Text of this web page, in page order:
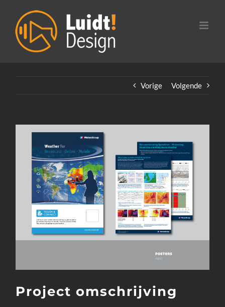
inhoud
Vorige Volgende
Project omschrijving